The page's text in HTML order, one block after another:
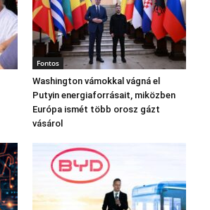
Fontos
Washington vámokkal vágná el
Putyin energiaforrásait, miközben
Európa ismét több orosz gázt
vásárol